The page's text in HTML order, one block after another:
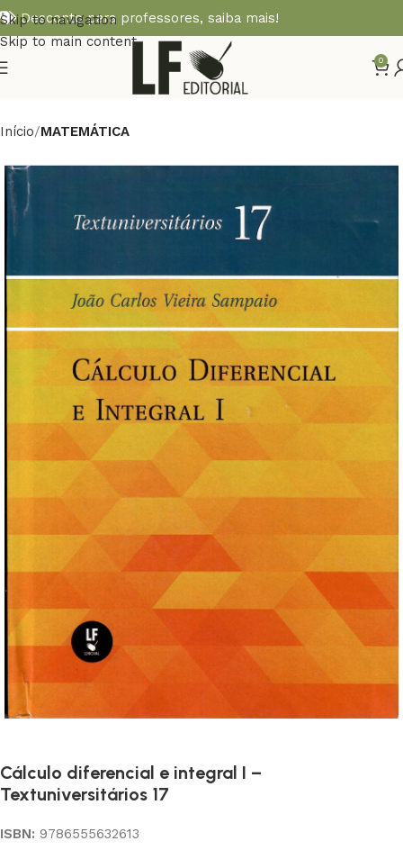
Skip to navigation
Skip to main content
Desconto para professores, saiba mais!
0
Início MATEMÁTICA
Cálculo diferencial e integral I –
Textuniversitários 17
ISBN: 9786555632613